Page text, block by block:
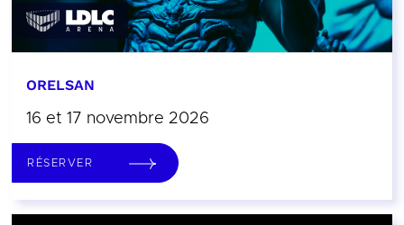
ORELSAN
16 et 17 novembre 2026
RÉSERVER